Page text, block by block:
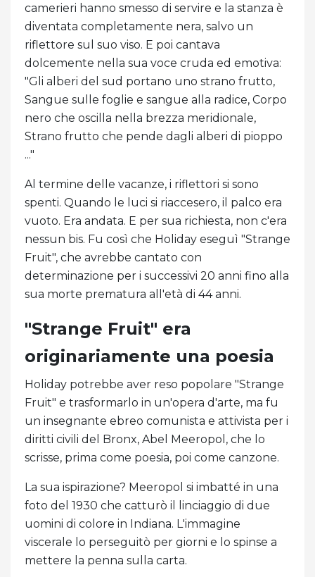
camerieri hanno smesso di servire e la stanza è
diventata completamente nera, salvo un
riflettore sul suo viso. E poi cantava
dolcemente nella sua voce cruda ed emotiva:
"Gli alberi del sud portano uno strano frutto,
Sangue sulle foglie e sangue alla radice, Corpo
nero che oscilla nella brezza meridionale,
Strano frutto che pende dagli alberi di pioppo
..."
Al termine delle vacanze, i riflettori si sono
spenti. Quando le luci si riaccesero, il palco era
vuoto. Era andata. E per sua richiesta, non c'era
nessun bis. Fu così che Holiday eseguì "Strange
Fruit", che avrebbe cantato con
determinazione per i successivi 20 anni fino alla
sua morte prematura all'età di 44 anni.
"Strange Fruit" era
originariamente una poesia
Holiday potrebbe aver reso popolare "Strange
Fruit" e trasformarlo in un'opera d'arte, ma fu
un insegnante ebreo comunista e attivista per i
diritti civili del Bronx, Abel Meeropol, che lo
scrisse, prima come poesia, poi come canzone.
La sua ispirazione? Meeropol si imbatté in una
foto del 1930 che catturò il linciaggio di due
uomini di colore in Indiana. L'immagine
viscerale lo perseguitò per giorni e lo spinse a
mettere la penna sulla carta.